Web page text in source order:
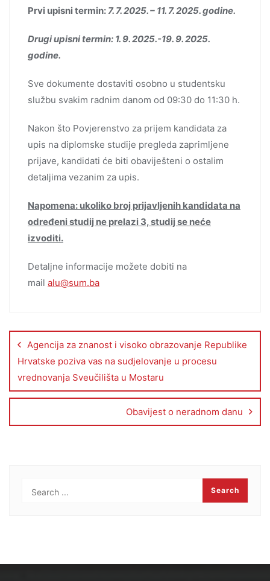
Prvi upisni termin: 7. 7. 2025. – 11. 7. 2025. godine.
Drugi upisni termin: 1. 9. 2025.-19. 9. 2025.
godine.
Sve dokumente dostaviti osobno u studentsku
službu svakim radnim danom od 09:30 do 11:30 h.
Nakon što Povjerenstvo za prijem kandidata za
upis na diplomske studije pregleda zaprimljene
prijave, kandidati će biti obaviješteni o ostalim
detaljima vezanim za upis.
Napomena: ukoliko broj prijavljenih kandidata na
određeni studij ne prelazi 3, studij se neće
izvoditi.
Detaljne informacije možete dobiti na
mail alu@sum.ba
Agencija za znanost i visoko obrazovanje Republike
Hrvatske poziva vas na sudjelovanje u procesu
vrednovanja Sveučilišta u Mostaru
Obavijest o neradnom danu